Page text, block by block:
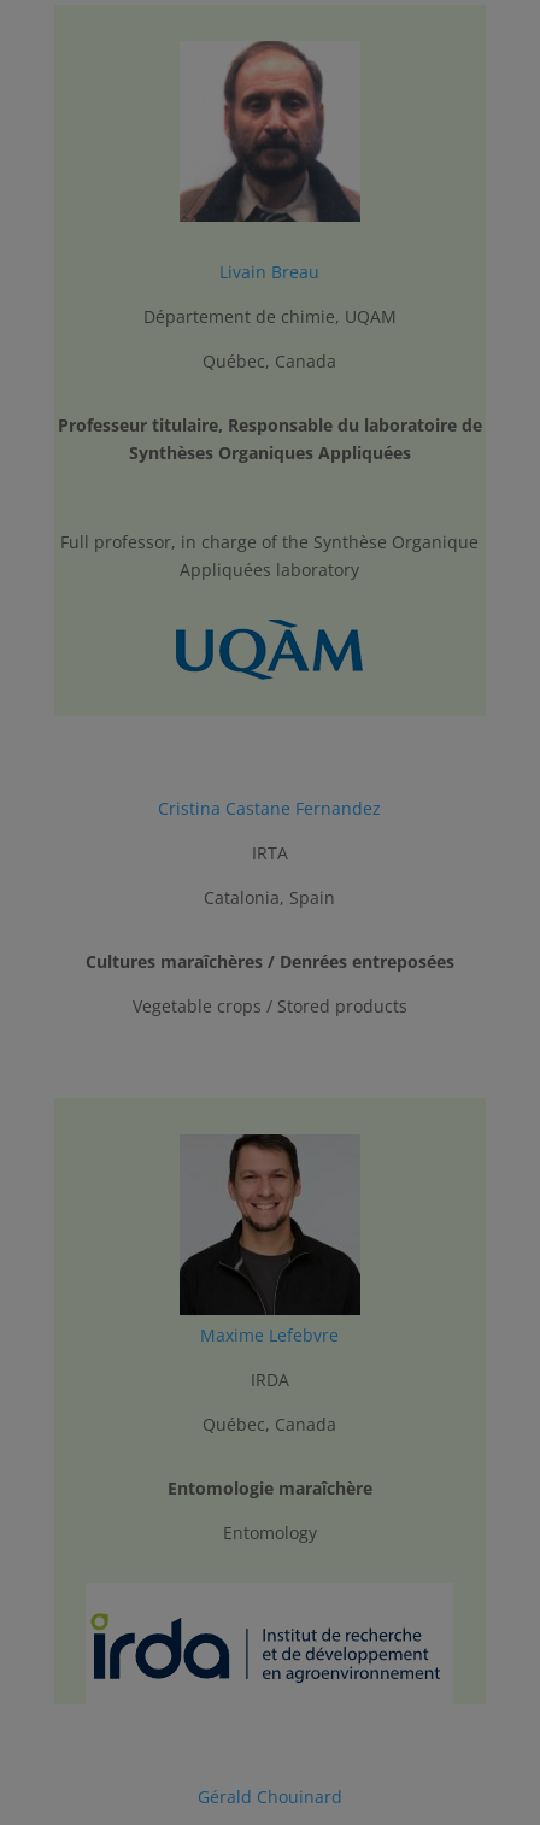
Livain Breau
Département de chimie, UQAM
Québec, Canada
Professeur titulaire, Responsable du laboratoire de
Synthèses Organiques Appliquées
Full professor, in charge of the Synthèse Organique
Appliquées laboratory
Cristina Castane Fernandez
IRTA
Catalonia, Spain
Cultures maraîchères / Denrées entreposées
Vegetable crops / Stored products
Maxime Lefebvre
IRDA
Québec, Canada
Entomologie maraîchère
Entomology
Gérald Chouinard